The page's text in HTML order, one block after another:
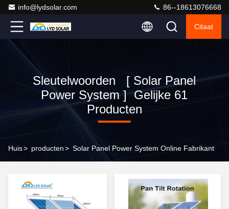
info@lydsolar.com 86--18613076668
Citaat
Sleutelwoorden [ Solar Panel
Power System ] Gelijke 61
Producten
Huis> producten> Solar Panel Power System Online Fabrikant